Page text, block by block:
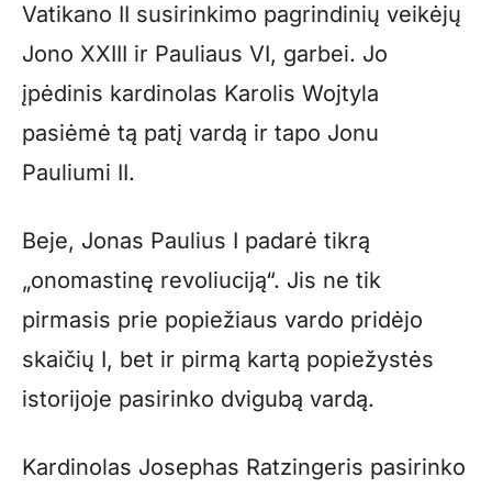
Vatikano II susirinkimo pagrindinių veikėjų
Jono XXIII ir Pauliaus VI, garbei. Jo
įpėdinis kardinolas Karolis Wojtyla
pasiėmė tą patį vardą ir tapo Jonu
Pauliumi II.
Beje, Jonas Paulius I padarė tikrą
„onomastinę revoliuciją“. Jis ne tik
pirmasis prie popiežiaus vardo pridėjo
skaičių I, bet ir pirmą kartą popiežystės
istorijoje pasirinko dvigubą vardą.
Kardinolas Josephas Ratzingeris pasirinko